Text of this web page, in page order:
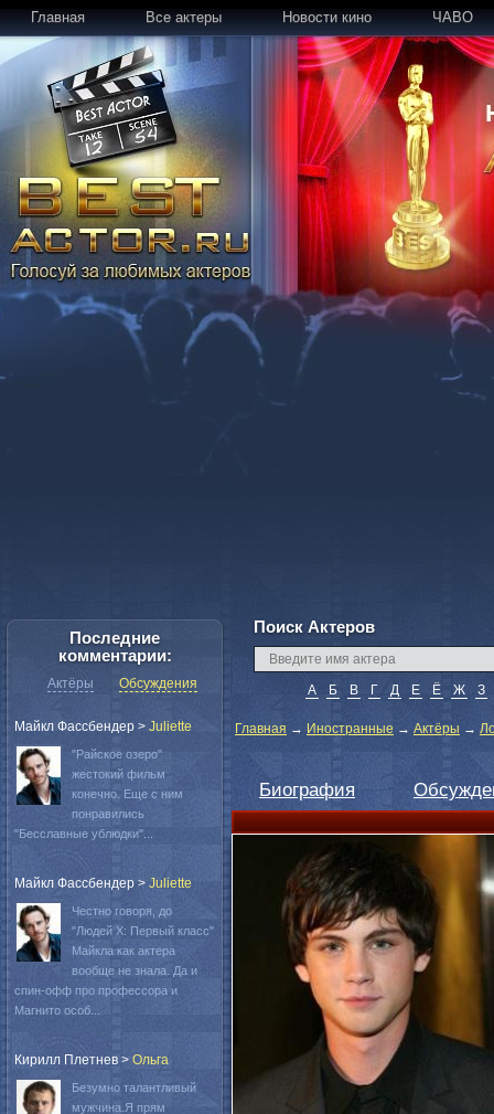
Главная Все актеры Новости кино ЧАВО
Поиск Актеров
А Б В Г Д Е Ё Ж З
Главная → Иностранные → Актёры →
Биография
Последние
комментарии:
Актёры Обсуждения
Майкл Фассбендер > Juliette
"Райское озеро"
жестокий фильм
конечно. Еще с ним
понравились
"Бесславные ублюдки"...
Майкл Фассбендер > Juliette
Честно говоря, до
"Людей Х: Первый класс"
Майкла как актера
вообще не знала. Да и
спин-офф про профессора и
Магнито особ...
Кирилл Плетнев > Oльга
Безумно талантливый
мужчина.Я прям